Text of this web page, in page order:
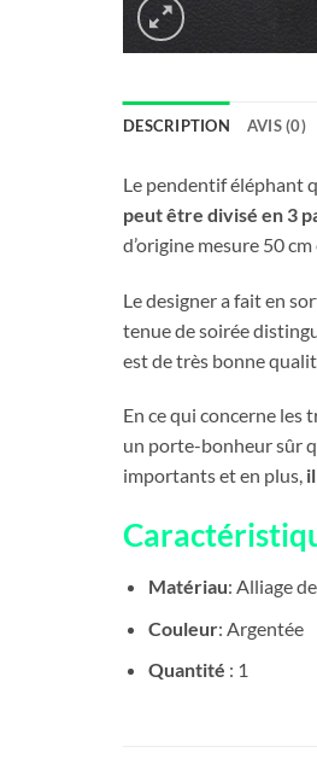
DESCRIPTION AVIS (0)
Le pendentif éléphant
peut être divisé en 3
d’origine mesure 50
Le designer a fait en
tenue de soirée
est de très bonne
En ce qui concerne les
un porte-bonheur sûr
importants et en plus,
Matériau: Alliage
Couleur: Argentée
Quantité : 1